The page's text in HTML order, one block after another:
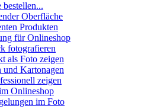
Oberfläche
Produkten
für Onlineshop
fotografieren
als Foto zeigen
und Kartonagen
zeigen
Onlineshop
im Foto